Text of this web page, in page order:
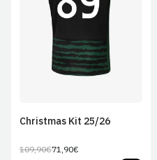
2XL
Christmas Kit 25/26
Preço
109,90€Preço
71,90€